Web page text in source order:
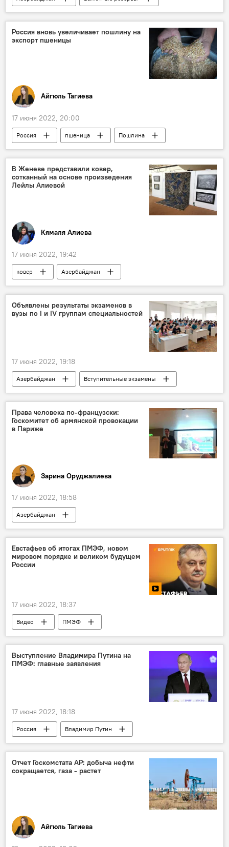
Экономика
Инфляция ЦБА
Россия вновь увеличивает пошлину на
экспорт пшеницы
Айгюль Тагиева
17 июня 2022, 20:00
Россия пшеница
Пошлина
вывоз
В Женеве представили ковер,
сотканный на основе произведения
Лейлы Алиевой
Кямаля Алиева
17 июня 2022, 19:42
ковер
Азербайджан
Вице-президент Фонда Гейдара Алиева Лейла Алиева
Выставка
Объявлены результаты экзаменов в
вузы по I и IV группам специальностей
17 июня 2022, 19:18
Азербайджан
Вступительные экзамены
ГЭЦ
Права человека по-французски:
Госкомитет об армянской провокации
в Париже
Зарина Оруджалиева
17 июня 2022, 18:58
Азербайджан
Государственный комитет по делам диаспоры АР
Франция
Провокация Армяне
Евстафьев об итогах ПМЭФ, новом
мировом порядке и великом будущем
России
17 июня 2022, 18:37
Видео ПМЭФ
Выступление Владимира Путина на
ПМЭФ: главные заявления
17 июня 2022, 18:18
Россия Владимир Путин
Отчет Госкомстата АР: добыча нефти
сокращается, газа - растет
Айгюль Тагиева